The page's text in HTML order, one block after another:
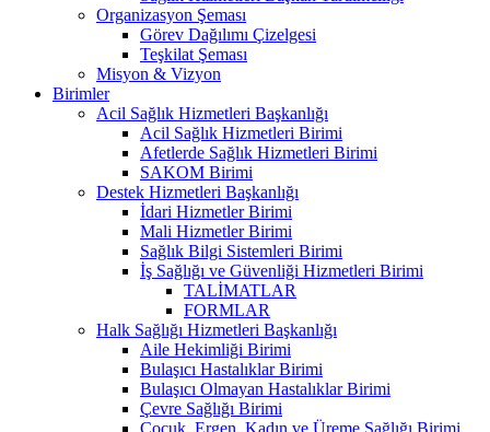
Organizasyon Şeması
Görev Dağılımı Çizelgesi
Teşkilat Şeması
Misyon & Vizyon
Birimler
Acil Sağlık Hizmetleri Başkanlığı
Acil Sağlık Hizmetleri Birimi
Afetlerde Sağlık Hizmetleri Birimi
SAKOM Birimi
Destek Hizmetleri Başkanlığı
İdari Hizmetler Birimi
Mali Hizmetler Birimi
Sağlık Bilgi Sistemleri Birimi
İş Sağlığı ve Güvenliği Hizmetleri Birimi
TALİMATLAR
FORMLAR
Halk Sağlığı Hizmetleri Başkanlığı
Aile Hekimliği Birimi
Bulaşıcı Hastalıklar Birimi
Bulaşıcı Olmayan Hastalıklar Birimi
Çevre Sağlığı Birimi
Çocuk, Ergen, Kadın ve Üreme Sağlığı Birimi